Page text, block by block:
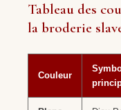
Tableau des
la broderie
Couleur